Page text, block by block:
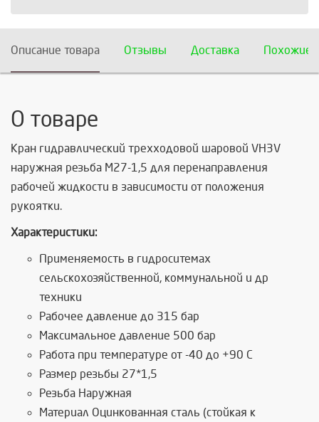
Описание товара Отзывы Доставка Похожие
О товаре
Кран гидравлический трехходовой шаровой VH3V
наружная резьба М27-1,5 для перенаправления
рабочей жидкости в зависимости от положения
рукоятки.
Характеристики:
Применяемость в гидроситемах
сельскохозяйственной, коммунальной и др
техники
Рабочее давление до 315 бар
Максимальное давление 500 бар
Работа при температуре от -40 до +90 С
Размер резьбы 27*1,5
Резьба Наружная
Материал Оцинкованная сталь (стойкая к